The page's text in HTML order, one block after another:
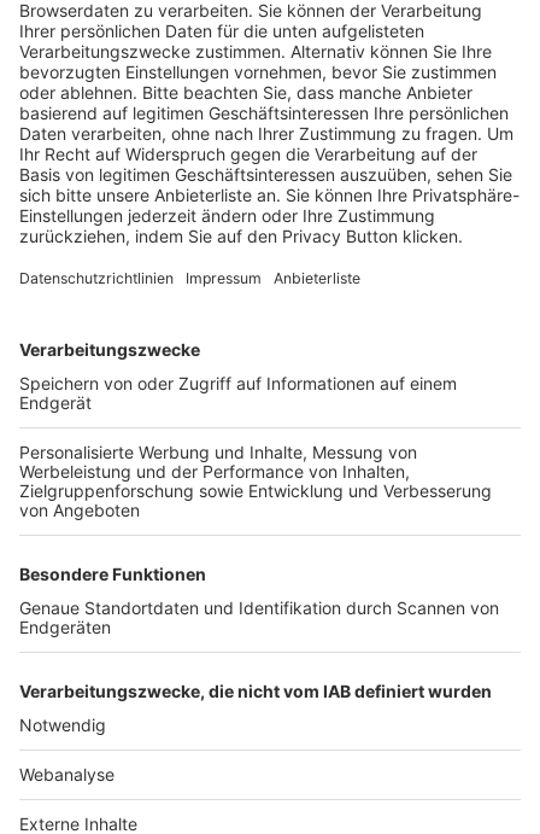
Trainerausbildung
Schulungsangebot Vereinsmitarbeiter
BFV-Geschäftsstellen
Trainerbörse
Login SpielPlus
FOLGE DEM BFV
TOP-VEREINE
TOP-PARTNER
Nutzungsbedingungen Datenschutz Impressum